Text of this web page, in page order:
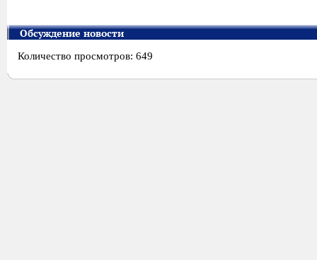
Обсуждение новости
Количество просмотров: 649